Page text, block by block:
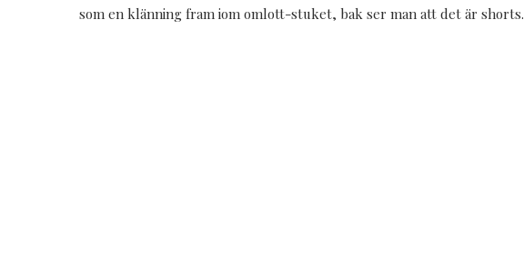
som en klänning fram iom omlott-stuket, bak ser man att det är shorts.